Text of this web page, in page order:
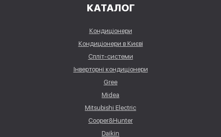
КАТАЛОГ
Кондиціонери
Кондиціонери в Києві
Спліт-системи
Інверторні кондиціонери
Gree
Midea
Mitsubishi Electric
Cooper&Hunter
Daikin